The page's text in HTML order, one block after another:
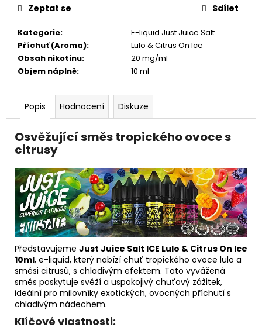
Kategorie:
E-liquid Just Juice Salt
Příchuť (Aroma):
Lulo & Citrus On Ice
Obsah nikotinu:
20 mg/ml
Objem náplně: 10 ml
Zeptat se Sdílet
Popis Hodnocení Diskuze
Osvěžující směs tropického ovoce s
citrusy
Představujeme Just Juice Salt ICE Lulo & Citrus On Ice
10ml, e-liquid, který nabízí chuť tropického ovoce lulo a
směsi citrusů, s chladivým efektem. Tato vyvážená
směs poskytuje svěží a uspokojivý chuťový zážitek,
ideální pro milovníky exotických, ovocných příchutí s
chladivým nádechem.
Klíčové vlastnosti:
59
Původně:
99
Kč